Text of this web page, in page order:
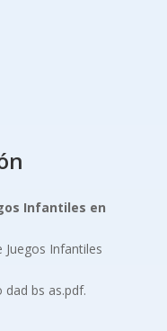
Infantiles en
Infantiles
bs as.pdf.